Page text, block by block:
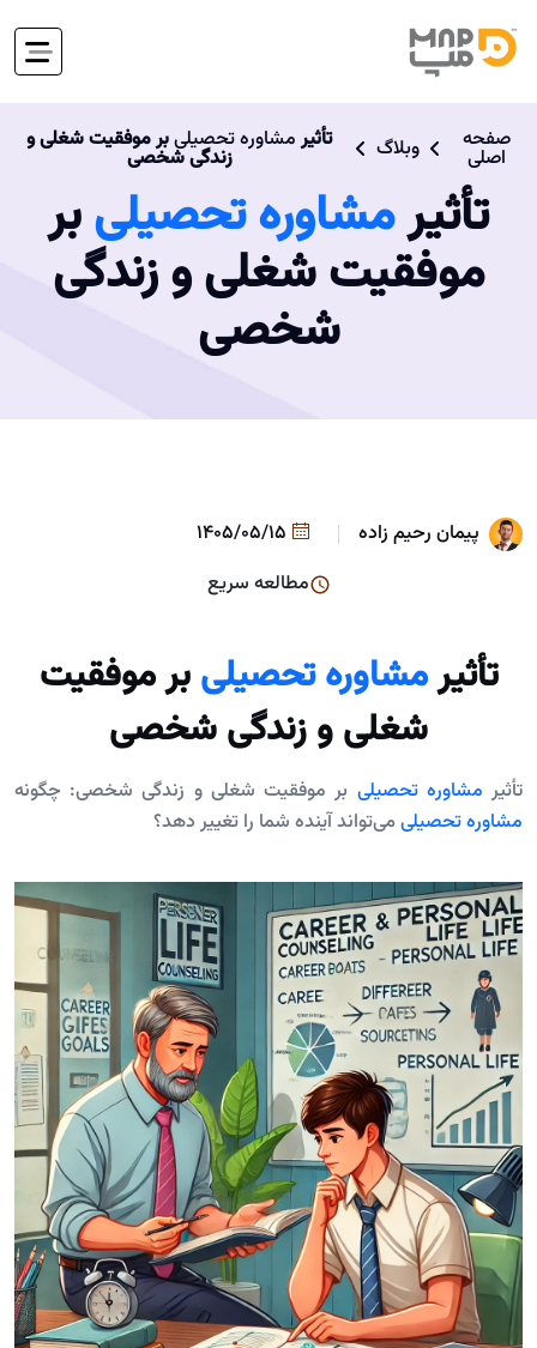
صفحه
اصلی وبلاگ تأثیرمشاوره تحصیلیبر موفقیت شغلی و
زندگی شخصی
تأثیرمشاوره تحصیلیبر
موفقیت شغلی و زندگی
شخصی
پیمان رحیم زاده
مطالعه سریع
تأثیرمشاوره تحصیلیبر موفقیت
شغلی و زندگی شخصی
تأثیر مشاوره تحصیلی بر موفقیت شغلی و زندگی شخصی: چگونه
مشاوره تحصیلیمی‌تواند آینده شما را تغییر دهد؟